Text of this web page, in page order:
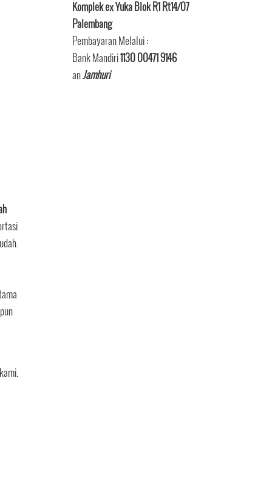
Komplek ex Yuka Blok R1 Rt14/07
Palembang
Pembayaran Melalui :
Bank Mandiri1130 00471 9146
anJamhuri